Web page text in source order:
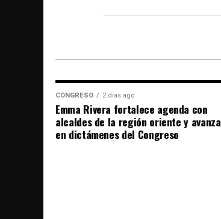
CONGRESO 2 días ago
Emma Rivera fortalece agenda con
alcaldes de la región oriente y avanza
en dictámenes del Congreso